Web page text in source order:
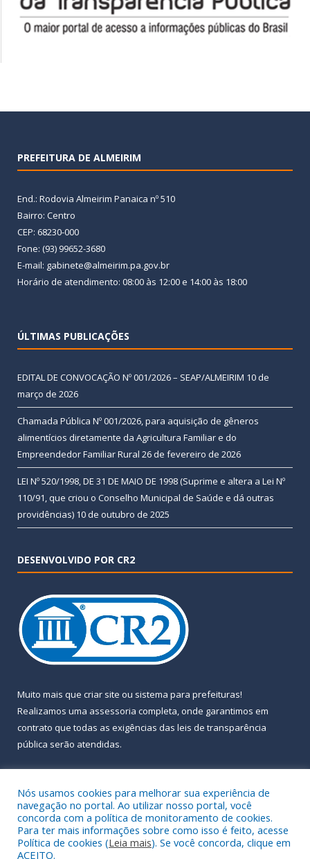
PREFEITURA DE ALMEIRIM
End.: Rodovia Almeirim Panaica nº 510
Bairro: Centro
CEP: 68230-000
Fone: (93) 99652-3680
E-mail: gabinete@almeirim.pa.gov.br
Horário de atendimento: 08:00 às 12:00 e 14:00 às 18:00
ÚLTIMAS PUBLICAÇÕES
EDITAL DE CONVOCAÇÃO Nº 001/2026 – SEAP/ALMEIRIM 10 de
março de 2026
Chamada Pública Nº 001/2026, para aquisição de gêneros
alimentícios diretamente da Agricultura Familiar e do
Empreendedor Familiar Rural 26 de fevereiro de 2026
LEI Nº 520/1998, DE 31 DE MAIO DE 1998 (Suprime e altera a Lei Nº
110/91, que criou o Conselho Municipal de Saúde e dá outras
providências) 10 de outubro de 2025
DESENVOLVIDO POR CR2
Muito mais que criar site ou sistema para prefeituras!
Realizamos uma assessoria completa, onde garantimos em
contrato que todas as exigências das leis de transparência
pública serão atendidas.
Todos os direitos reservados a Prefeitura Municipal de Almeirim.
Nós usamos cookies para melhorar sua experiência de
navegação no portal. Ao utilizar nosso portal, você
concorda com a política de monitoramento de cookies.
Para ter mais informações sobre como isso é feito, acesse
Política de cookies (Leia mais). Se você concorda, clique em
ACEITO.